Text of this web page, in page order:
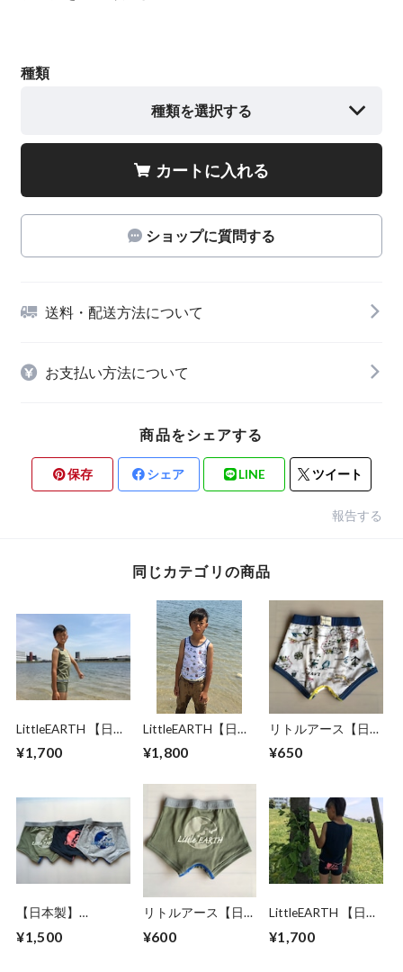
種類
種類を選択する
カートに入れる
ショップに質問する
送料・配送方法について
お支払い方法について
商品をシェアする
保存 シェア LINE ツイート
報告する
同じカテゴリの商品
LittleEARTH 【日本
製】ボクサーパンツ
＆ランニング肌着
¥1,700
LittleEARTH【日本
製】 ボクサーパン
ツ＆ランニング肌
¥1,800
リトルアース【日本
製】 LittleEARTHキ
ッズ海図 ボクサー
¥650
【日本製】
ーパンツ3枚SET
¥1,500
リトルアース【日本
ッズ地球ロゴボクサ
¥600
LittleEARTH 【日本
＆ランニング肌着
¥1,700